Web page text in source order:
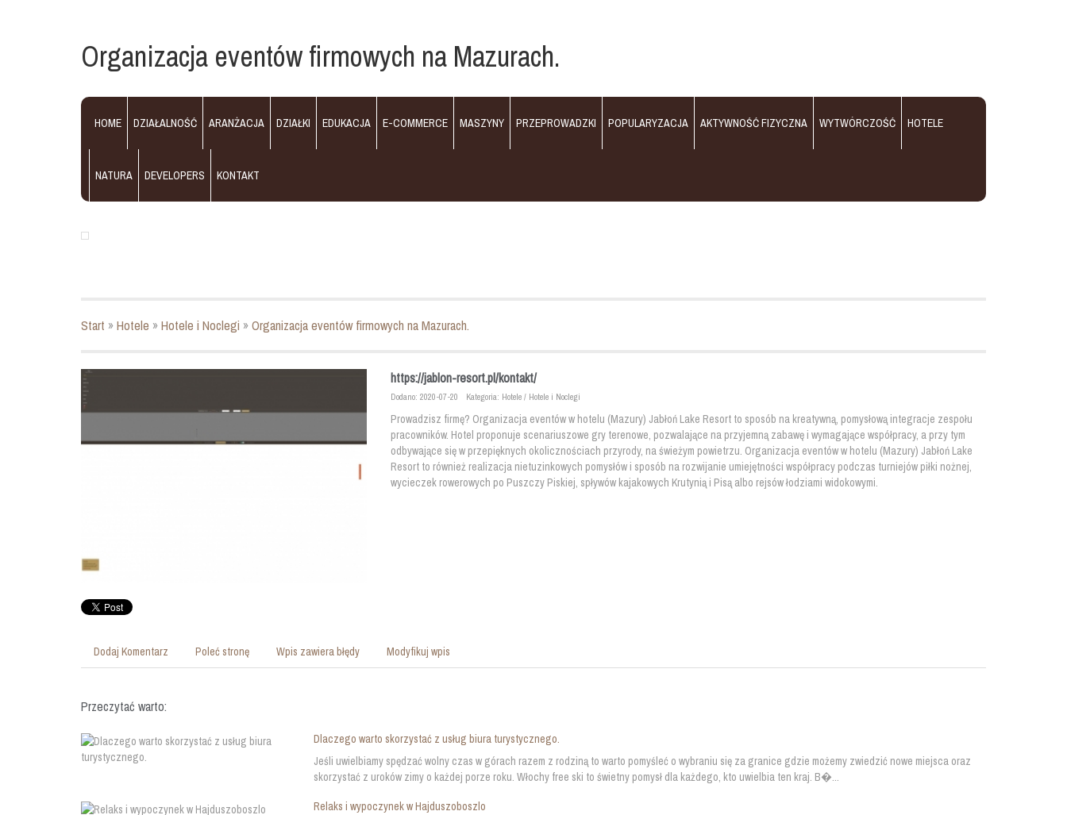
Organizacja eventów firmowych na Mazurach.
HOME DZIAŁALNOŚĆ ARANŻACJA DZIAŁKI EDUKACJA E-COMMERCE MASZYNY PRZEPROWADZKI POPULARYZACJA AKTYWNOŚĆ FIZYCZNA WYTWÓRCZOŚĆ HOTELE
NATURA DEVELOPERS KONTAKT
Start »Hotele »Hotele i Noclegi »Organizacja eventów firmowych na Mazurach.
https://jablon-resort.pl/kontakt/
Dodano: 2020-07-20 Kategoria: Hotele / Hotele i Noclegi
Prowadzisz firmę? Organizacja eventów w hotelu (Mazury) Jabłoń Lake Resort to sposób na kreatywną, pomysłową integracje zespołu
pracowników. Hotel proponuje scenariuszowe gry terenowe, pozwalające na przyjemną zabawę i wymagające współpracy, a przy tym
odbywające się w przepięknych okolicznościach przyrody, na świeżym powietrzu. Organizacja eventów w hotelu (Mazury) Jabłoń Lake
Resort to również realizacja nietuzinkowych pomysłów i sposób na rozwijanie umiejętności współpracy podczas turniejów piłki nożnej,
wycieczek rowerowych po Puszczy Piskiej, spływów kajakowych Krutynią i Pisą albo rejsów łodziami widokowymi.
Dodaj Komentarz Poleć stronę Wpis zawiera błędy Modyfikuj wpis
Przeczytać warto:
Dlaczego warto skorzystać z usług biura turystycznego.
Jeśli uwielbiamy spędzać wolny czas w górach razem z rodziną to warto pomyśleć o wybraniu się za granice gdzie możemy zwiedzić nowe miejsca oraz
skorzystać z uroków zimy o każdej porze roku. Włochy free ski to świetny pomysł dla każdego, kto uwielbia ten kraj. B�...
Relaks i wypoczynek w Hajduszoboszlo